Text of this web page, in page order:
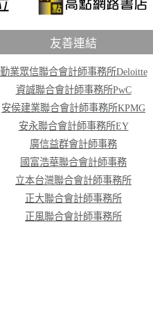
友善連結
勤業眾信聯合會計師事務所Deloitte
資誠聯合會計師事務所PwC
安侯建業聯合會計師事務所KPMG
安永聯合會計師事務所EY
廣信益群會計師事務
國富浩華聯合會計師事務
立本台灣聯合會計師事務所
正大聯合會計師事務所
正風聯合會計師事務所